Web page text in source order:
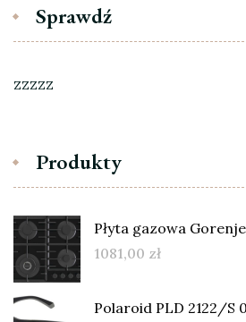
Sprawdź
zzzzz
Produkty
Płyta gazowa
1081,00 zł
Polaroid PLD 2122/S